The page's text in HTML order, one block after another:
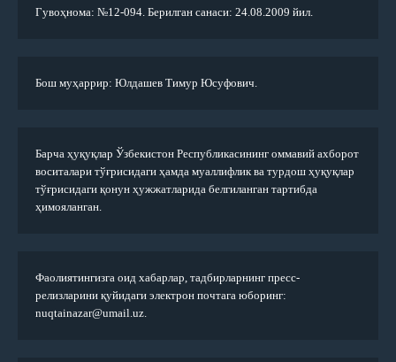
Гувоҳнома: №12-094. Берилган санаси: 24.08.2009 йил.
Бош муҳаррир: Юлдашев Тимур Юсуфович.
Барча ҳуқуқлар Ўзбекистон Республикасининг оммавий ахборот
воситалари тўғрисидаги ҳамда муаллифлик ва турдош ҳуқуқлар
тўғрисидаги қонун ҳужжатларида белгиланган тартибда
ҳимояланган.
Фаолиятингизга оид хабарлар, тадбирларнинг пресс-
релизларини қуйидаги электрон почтага юборинг:
nuqtainazar@umail.uz.